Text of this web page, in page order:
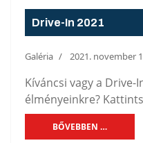
Drive-In 2021
Galéria 2021. november
Kíváncsi vagy a
élményeinkre?
BŐVEBBEN …